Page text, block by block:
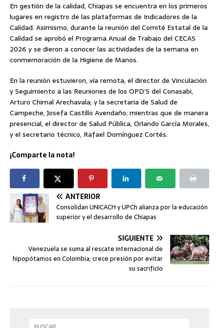
En gestión de la calidad, Chiapas se encuentra en los primeros
lugares en registro de las plataformas de Indicadores de la
Calidad. Asimismo, durante la reunión del Comité Estatal de la
Calidad se aprobó el Programa Anual de Trabajo del CECAS
2026 y se dieron a conocer las actividades de la semana en
conmemoración de la Higiene de Manos.
En la reunión estuvieron, vía remota, el director de Vinculación
y Seguimiento a las Reuniones de los OPD’S del Conasabi,
Arturo Chimal Arechavala; y la secretaria de Salud de
Campeche, Josefa Castillo Avendaño; mientras que de manera
presencial, el director de Salud Pública, Orlando García Morales,
y el secretario técnico, Rafael Domínguez Cortés.
¡Comparte la nota!
ANTERIOR
Consolidan UNICACH y UPCh alianza por la educación
superior y el desarrollo de Chiapas
SIGUIENTE
Venezuela se suma al rescate internacional de
hipopótamos en Colombia; crece presión por evitar
su sacrificio